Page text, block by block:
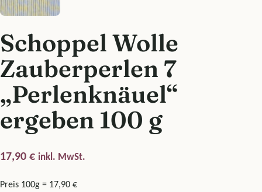
Schoppel Wolle
Zauberperlen 7
„Perlenknäuel“
ergeben 100 g
17,90 € inkl. MwSt.
Preis 100g = 17,90 €